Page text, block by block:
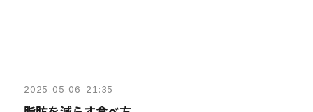
2025 . 05. 06 21:35